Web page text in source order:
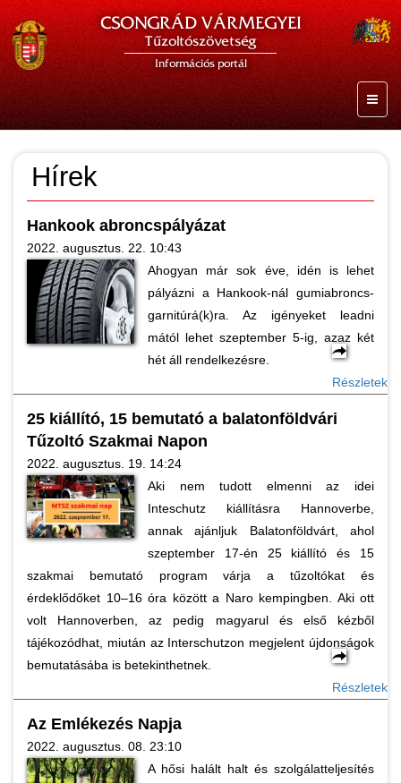
CSONGRÁD VÁRMEGYEI
Tűzoltószövetség
Információs portál
Hírek
Hankook abroncspályázat
2022. augusztus. 22. 10:43
Ahogyan már sok éve, idén is lehet
pályázni a Hankook-nál gumiabroncs-
garnitúrá(k)ra. Az igényeket leadni
mától lehet szeptember 5-ig, azaz két
hét áll rendelkezésre.
Részletek
25 kiállító, 15 bemutató a balatonföldvári
Tűzoltó Szakmai Napon
2022. augusztus. 19. 14:24
Aki nem tudott elmenni az idei
Inteschutz kiállításra Hannoverbe,
annak ajánljuk Balatonföldvárt, ahol
szeptember 17-én 25 kiállító és 15
szakmai bemutató program várja a tűzoltókat és
érdeklődőket 10–16 óra között a Naro kempingben. Aki ott
volt Hannoverben, az pedig magyarul és első kézből
tájékozódhat, miután az Interschutzon megjelent újdonságok
bemutatásába is betekinthetnek.
Részletek
Az Emlékezés Napja
2022. augusztus. 08. 23:10
A hősi halált halt és szolgálatteljesítés